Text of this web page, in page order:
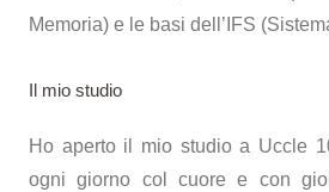
Memoria) e le basi dell’IFS
Il mio studio
Ho aperto il mio studio a Uccle
ogni giorno col cuore e con